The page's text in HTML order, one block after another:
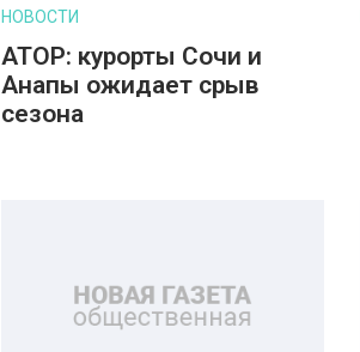
НОВОСТИ
АТОР: курорты Сочи и
Анапы ожидает срыв
сезона